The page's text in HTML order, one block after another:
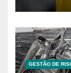
GESTÃO DE